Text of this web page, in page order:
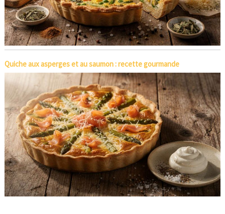
Quiche aux asperges et au saumon : recette gourmande